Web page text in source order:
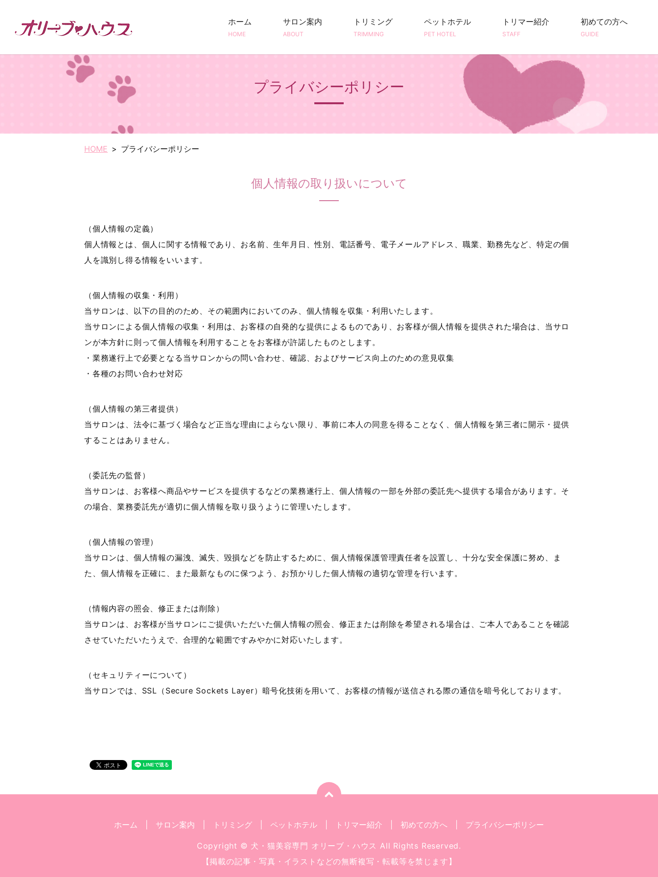
ホーム
HOME
サロン案内
ABOUT
トリミング
TRIMMING
ペットホテル
PET HOTEL
トリマー紹介
STAFF
初めての方へ
GUIDE
プライバシーポリシー
HOME プライバシーポリシー
個人情報の取り扱いについて
（個人情報の定義）
個人情報とは、個人に関する情報であり、お名前、生年月日、性別、電話番号、電子メールアドレス、職業、勤務先など、特定の個
人を識別し得る情報をいいます。
（個人情報の収集・利用）
当サロンは、以下の目的のため、その範囲内においてのみ、個人情報を収集・利用いたします。
当サロンによる個人情報の収集・利用は、お客様の自発的な提供によるものであり、お客様が個人情報を提供された場合は、当サロ
ンが本方針に則って個人情報を利用することをお客様が許諾したものとします。
・業務遂行上で必要となる当サロンからの問い合わせ、確認、およびサービス向上のための意見収集
・各種のお問い合わせ対応
（個人情報の第三者提供）
当サロンは、法令に基づく場合など正当な理由によらない限り、事前に本人の同意を得ることなく、個人情報を第三者に開示・提供
することはありません。
（委託先の監督）
当サロンは、お客様へ商品やサービスを提供するなどの業務遂行上、個人情報の一部を外部の委託先へ提供する場合があります。そ
の場合、業務委託先が適切に個人情報を取り扱うように管理いたします。
（個人情報の管理）
当サロンは、個人情報の漏洩、滅失、毀損などを防止するために、個人情報保護管理責任者を設置し、十分な安全保護に努め、ま
た、個人情報を正確に、また最新なものに保つよう、お預かりした個人情報の適切な管理を行います。
（情報内容の照会、修正または削除）
当サロンは、お客様が当サロンにご提供いただいた個人情報の照会、修正または削除を希望される場合は、ご本人であることを確認
させていただいたうえで、合理的な範囲ですみやかに対応いたします。
（セキュリティーについて）
当サロンでは、SSL（Secure Sockets Layer）暗号化技術を用いて、お客様の情報が送信される際の通信を暗号化しております。
ホーム サロン案内 トリミング ペットホテル トリマー紹介 初めての方へ プライバシーポリシー
Copyright © 犬・猫美容専門 オリーブ・ハウス All Rights Reserved.
【掲載の記事・写真・イラストなどの無断複写・転載等を禁じます】